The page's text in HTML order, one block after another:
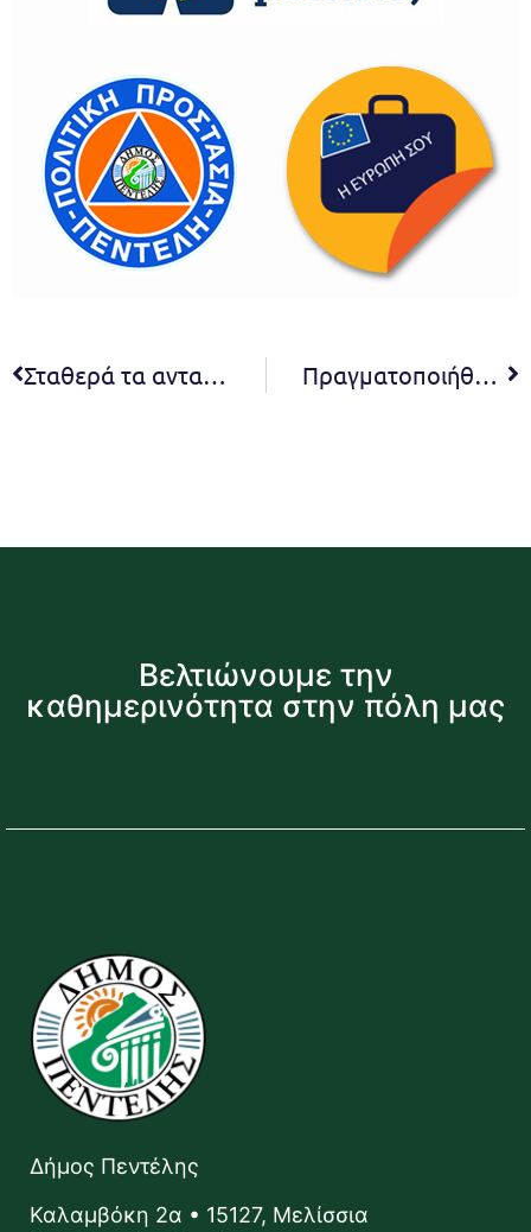
Σταθερά τα ανταποδοτικά τέλη Καθαριότητας και Ηλεκτροφωτισμού για το 2026 – ίδια με τα ισχύοντα του 2025 – τόσο για Οικιακή όσο και για Γενική Χρήση Πραγματοποιήθηκε με μεγάλη επιτυχία το 1ο Χορωδιακό Φεστιβάλ Δήμου Πεντέλης – Αφιέρωμα στα 100 χρόνια από τη γέννηση του Μίκη Θεοδωράκη
Βελτιώνουμε την
καθημερινότητα στην πόλη μας
Δήμος Πεντέλης
Καλαμβόκη 2α • 15127, Μελίσσια